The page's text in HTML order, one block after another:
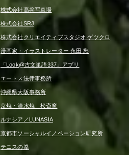
株式会社髙谷写真場
株式会社SRJ
株式会社クリエイティブスタジオ ゲツクロ
漫画家・イラストレーター 永田 愁
「Look@古文単語337」アプリ
エートス法律事務所
沖縄県大阪事務所
京焼・清水焼 松斎窯
ルナシア／LUNASIA
京都市ソーシャルイノベーション研究所
テニスの拳